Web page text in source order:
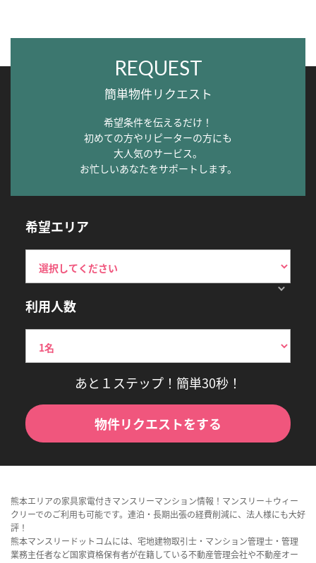
REQUEST
簡単物件リクエスト
希望条件を伝えるだけ！
初めての方やリピーターの方にも
大人気のサービス。
お忙しいあなたをサポートします。
希望エリア
利用人数
あと１ステップ！簡単30秒！
物件リクエストをする
熊本エリアの家具家電付きマンスリーマンション情報！マンスリー＋ウィー
クリーでのご利用も可能です。連泊・長期出張の経費削減に、法人様にも大好
評！
熊本マンスリードットコムには、宅地建物取引士・マンション管理士・管理
業務主任者など国家資格保有者が在籍している不動産管理会社や不動産オー